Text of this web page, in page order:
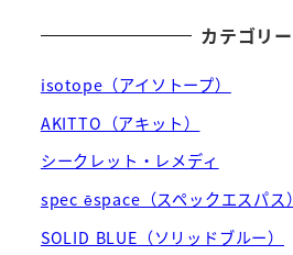
カテゴリー
isotope（アイソトープ）
AKITTO（アキット）
シークレット・レメディ
spec ēspace（スペックエスパス）
SOLID BLUE（ソリッドブルー）